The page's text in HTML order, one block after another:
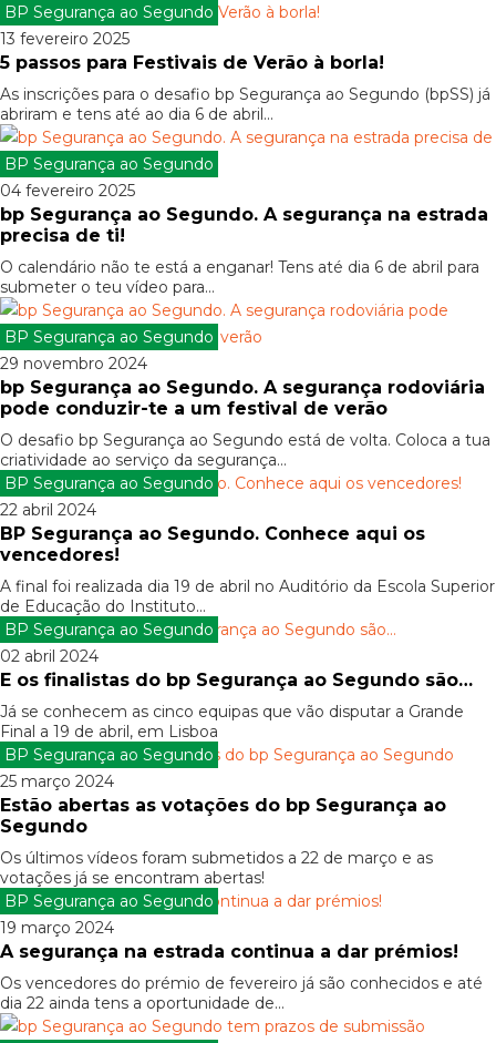
BP Segurança ao Segundo
13 fevereiro 2025
5 passos para Festivais de Verão à borla!
As inscrições para o desafio bp Segurança ao Segundo (bpSS) já
abriram e tens até ao dia 6 de abril...
BP Segurança ao Segundo
04 fevereiro 2025
bp Segurança ao Segundo. A segurança na estrada
precisa de ti!
O calendário não te está a enganar! Tens até dia 6 de abril para
submeter o teu vídeo para...
BP Segurança ao Segundo
29 novembro 2024
bp Segurança ao Segundo. A segurança rodoviária
pode conduzir-te a um festival de verão
O desafio bp Segurança ao Segundo está de volta. Coloca a tua
criatividade ao serviço da segurança...
BP Segurança ao Segundo
22 abril 2024
BP Segurança ao Segundo. Conhece aqui os
vencedores!
A final foi realizada dia 19 de abril no Auditório da Escola Superior
de Educação do Instituto...
BP Segurança ao Segundo
02 abril 2024
E os finalistas do bp Segurança ao Segundo são…
Já se conhecem as cinco equipas que vão disputar a Grande
Final a 19 de abril, em Lisboa
BP Segurança ao Segundo
25 março 2024
Estão abertas as votações do bp Segurança ao
Segundo
Os últimos vídeos foram submetidos a 22 de março e as
votações já se encontram abertas!
BP Segurança ao Segundo
19 março 2024
A segurança na estrada continua a dar prémios!
Os vencedores do prémio de fevereiro já são conhecidos e até
dia 22 ainda tens a oportunidade de...